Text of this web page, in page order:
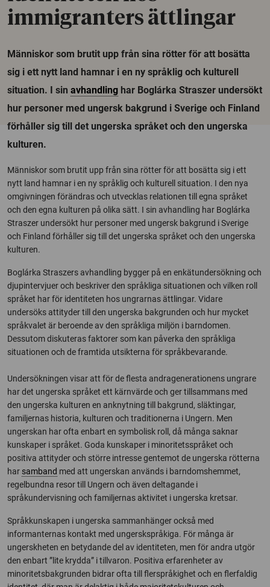
immigranters ättlingar
Människor som brutit upp från sina rötter för att bosätta
sig i ett nytt land hamnar i en ny språklig och kulturell
situation. I sin avhandling har Boglárka Straszer undersökt
hur personer med ungersk bakgrund i Sverige och Finland
förhåller sig till det ungerska språket och den ungerska
kulturen.
Människor som brutit upp från sina rötter för att bosätta sig i ett
nytt land hamnar i en ny språklig och kulturell situation. I den nya
omgivningen förändras och utvecklas relationen till egna språket
och den egna kulturen på olika sätt. I sin avhandling har Boglárka
Straszer undersökt hur personer med ungersk bakgrund i Sverige
och Finland förhåller sig till det ungerska språket och den ungerska
kulturen.
Boglárka Straszers avhandling bygger på en enkätundersökning och
djupintervjuer och beskriver den språkliga situationen och vilken roll
språket har för identiteten hos ungrarnas ättlingar. Vidare
undersöks attityder till den ungerska bakgrunden och hur mycket
språkvalet är beroende av den språkliga miljön i barndomen.
Dessutom diskuteras faktorer som kan påverka den språkliga
situationen och de framtida utsikterna för språkbevarande.
Undersökningen visar att för de flesta andragenerationens ungrare
har det ungerska språket ett kärnvärde och ger tillsammans med
den ungerska kulturen en anknytning till bakgrund, släktingar,
familjernas historia, kulturen och traditionerna i Ungern. Men
ungerskan har ofta enbart en symbolisk roll, då många saknar
kunskaper i språket. Goda kunskaper i minoritetsspråket och
positiva attityder och större intresse gentemot de ungerska rötterna
har samband med att ungerskan används i barndomshemmet,
regelbundna resor till Ungern och även deltagande i
språkundervisning och familjernas aktivitet i ungerska kretsar.
Språkkunskapen i ungerska sammanhänger också med
informanternas kontakt med ungerskspråkiga. För många är
ungerskheten en betydande del av identiteten, men för andra utgör
den enbart ”lite krydda” i tillvaron. Positiva erfarenheter av
minoritetsbakgrunden bidrar ofta till flerspråkighet och en flerfaldig